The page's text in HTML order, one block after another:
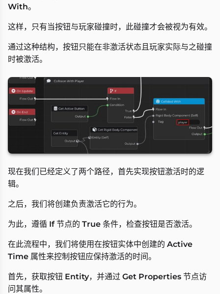
With。
这样，只有当按钮与玩家碰撞时，此碰撞才会被视为有效。
通过这种结构，按钮只能在非激活状态且玩家实际与之碰撞
时被激活。
现在我们已经定义了两个路径，首先实现按钮激活时的逻
辑。
之后，我们将创建负责激活它的行为。
为此，遵循 If节点的 True 条件，检查按钮是否激活。
在此流程中，我们将使用在按钮实体中创建的 Active
Time 属性来控制按钮应保持激活的时间。
首先，获取按钮 Entity，并通过 Get Properties 节点访
问其属性。